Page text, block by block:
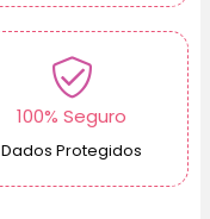
100% Seguro
Dados Protegidos